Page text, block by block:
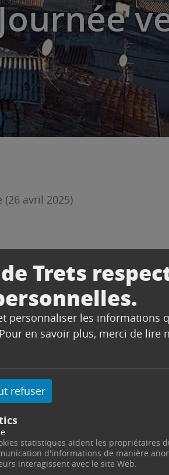
Trets
personnaliser les informations
en savoir plus, merci de lire
refuser
statistiques aident les propriétaires
d'informations de manière
interagissent avec le site Web.
(26 avril 2025)
l’honneur à travers ses
patrimoniales à tous !
à la découverte du
ennettoyant les sentiers
animateurs et les services de
bouteilles, mégots…).
les acteurs engagés dans
en famille ou entre amis !
engagement citoyen !
à la Journée Verte sont